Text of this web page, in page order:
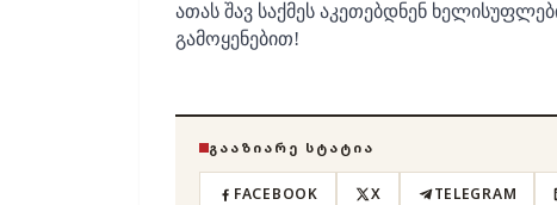
ათას შავ საქმეს აკეთებდნენ
გამოყენებით!
ᲒᲐᲐᲖᲘᲐᲠᲔ ᲡᲢᲐᲢᲘᲐ
FACEBOOK X TELEGRAM